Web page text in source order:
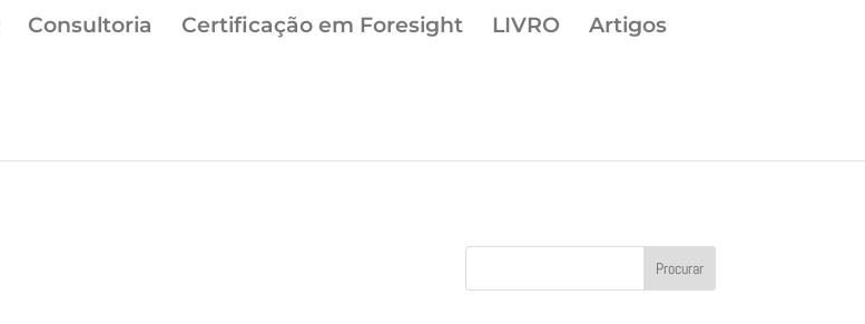
Consultoria Certificação em Foresight LIVRO Artigos
Procurar